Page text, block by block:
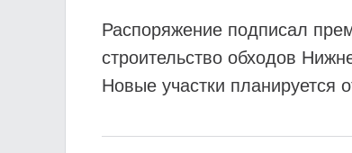
Распоряжение подписал
строительство обходов
Новые участки планируется